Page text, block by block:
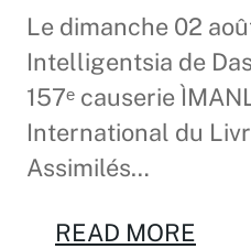
Le dimanche 02
Intelligentsia de
157ᵉ causerie
International du
Assimilés…
READ MORE